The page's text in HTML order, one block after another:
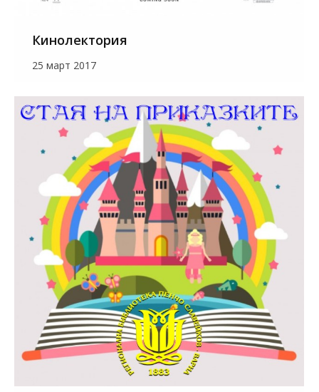
Кинолектория
25 март 2017